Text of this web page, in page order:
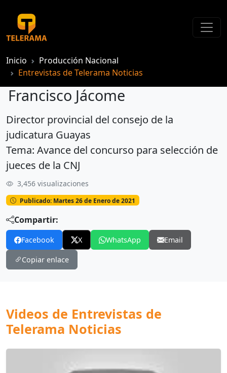
Inicio
Producción Nacional
Entrevistas de Telerama Noticias
Francisco Jácome
Francisco Jácome
Director provincial del consejo de la
judicatura Guayas
Tema: Avance del concurso para selección de
jueces de la CNJ
3,456 visualizaciones
Publicado: Martes 26 de Enero de 2021
Compartir:
Facebook X WhatsApp Email
Copiar enlace
Videos de Entrevistas de
Telerama Noticias